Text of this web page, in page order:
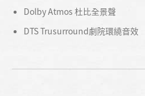
Dolby Atmos 杜比全景聲
DTS Trusurround劇院環繞音效